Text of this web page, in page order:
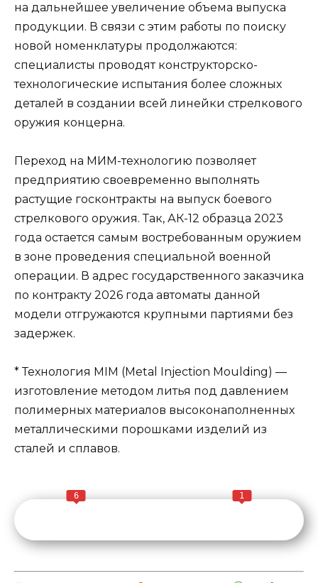
на дальнейшее увеличение объема выпуска
продукции. В связи с этим работы по поиску
новой номенклатуры продолжаются:
специалисты проводят конструкторско-
технологические испытания более сложных
деталей в создании всей линейки стрелкового
оружия концерна.
Переход на МИМ-технологию позволяет
предприятию своевременно выполнять
растущие госконтракты на выпуск боевого
стрелкового оружия. Так, АК-12 образца 2023
года остается самым востребованным оружием
в зоне проведения специальной военной
операции. В адрес государственного заказчика
по контракту 2026 года автоматы данной
модели отгружаются крупными партиями без
задержек.
* Технология MIM (Metal Injection Moulding) —
изготовление методом литья под давлением
полимерных материалов высоконаполненных
металлическими порошками изделий из
сталей и сплавов.
6 1